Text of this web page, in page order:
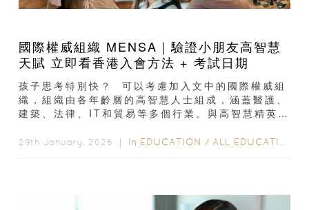
國際權威組織 MENSA｜驗證小朋友高智慧
天賦 立即看香港入會方法 + 考試日期
孩子思考特別快？ 可以考慮加入文中的國際權威組
織，組織由各年齡層的高智慧人士組成，涵蓋醫護、
建築、法律、IT和貿易等多個行業。與高智慧精英互
29th January, 2026 ｜ In EDUCATION / ALL EDUCATION